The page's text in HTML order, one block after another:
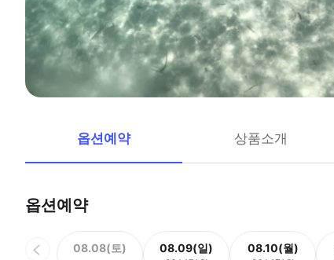
옵션예약 상품소개
옵션예약
08.08(토) 08.09(일) 08.10(월)